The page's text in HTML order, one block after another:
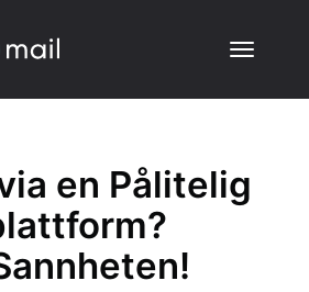
en Pålitelig